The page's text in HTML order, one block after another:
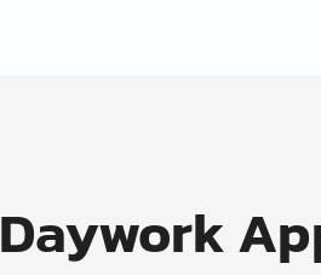
Daywork